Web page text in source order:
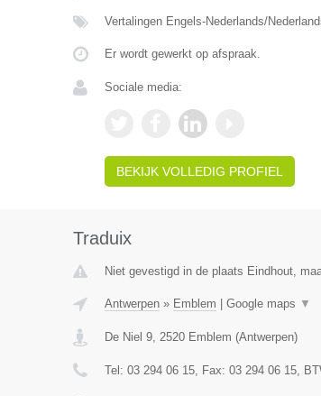
Vertalingen Engels-Nederlands/
Er wordt gewerkt op afspraak.
Sociale media:
BEKIJK VOLLEDIG PROFIEL
Traduix
Niet gevestigd in de plaats Eindhout,
Antwerpen» Emblem Google maps ▼
De Niel 9, 2520 Emblem (Antwerpen)
Tel: 03 294 06 15, Fax: 03 294 06 15,